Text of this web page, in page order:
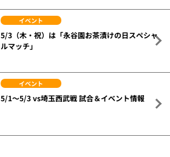
イベント
5/3（木・祝）は「永谷園お茶漬けの日スペシャ
ルマッチ」
イベント
5/1～5/3 vs埼玉西武戦 試合＆イベント情報